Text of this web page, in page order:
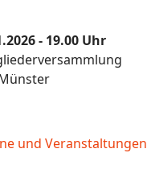
- 19.00 Uhr
und Veranstaltungen